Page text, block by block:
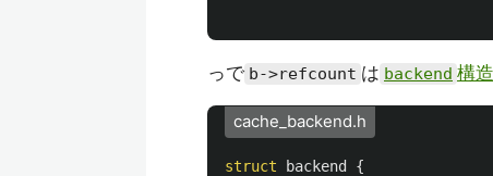
っで b->refcount は backend 構
cache_backend.h
struct backend
{